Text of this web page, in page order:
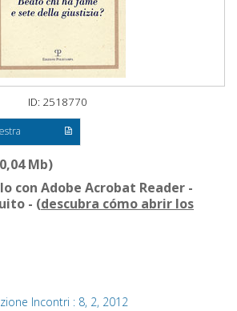
ID: 2518770
Mb)
con Adobe Acrobat Reader -
- (descubra cómo abrir los
Incontri : 8, 2, 2012